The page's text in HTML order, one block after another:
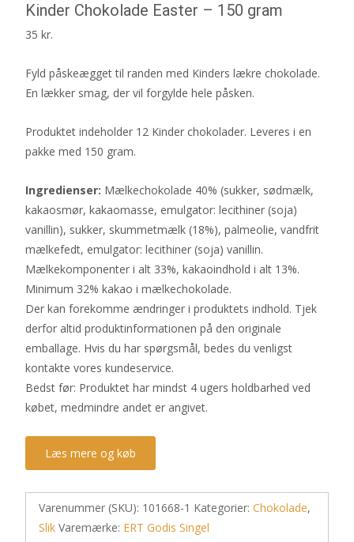
Kinder Chokolade Easter – 150 gram
35 kr.
Fyld påskeægget til randen med Kinders lækre chokolade.
En lækker smag, der vil forgylde hele påsken.
Produktet indeholder 12 Kinder chokolader. Leveres i en
pakke med 150 gram.
Ingredienser: Mælkechokolade 40% (sukker, sødmælk,
kakaosmør, kakaomasse, emulgator: lecithiner (soja)
vanillin), sukker, skummetmælk (18%), palmeolie, vandfrit
mælkefedt, emulgator: lecithiner (soja) vanillin.
Mælkekomponenter i alt 33%, kakaoindhold i alt 13%.
Minimum 32% kakao i mælkechokolade.
Der kan forekomme ændringer i produktets indhold. Tjek
derfor altid produktinformationen på den originale
emballage. Hvis du har spørgsmål, bedes du venligst
kontakte vores kundeservice.
Bedst før: Produktet har mindst 4 ugers holdbarhed ved
købet, medmindre andet er angivet.
Læs mere og køb
Varenummer (SKU): 101668-1 Kategorier: Chokolade,
Slik Varemærke: ERT Godis Singel